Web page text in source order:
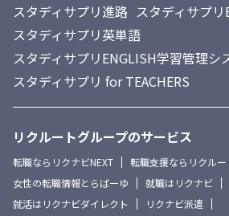
スタディサプリ進路 スタディサプリ
スタディサプリ英単語
スタディサプリENGLISH学習管理シ
スタディサプリ for TEACHERS
リクルートグループのサービス
転職ならリクナビNEXT
転職支援ならリクル
女性の転職情報とらばーゆ
就職はリクナビ
就活はリクナビダイレクト
リクナビ派遣